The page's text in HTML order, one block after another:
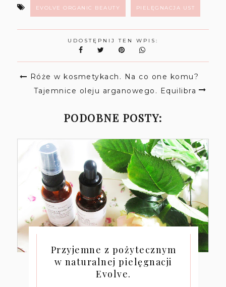
EVOLVE ORGANIC BEAUTY PIELĘGNACJA UST
UDOSTĘPNIJ TEN WPIS:
Róże w kosmetykach. Na co one komu?
Tajemnice oleju arganowego. Equilibra
PODOBNE POSTY:
Przyjemne z pożytecznym
w naturalnej pielęgnacji
Evolve.